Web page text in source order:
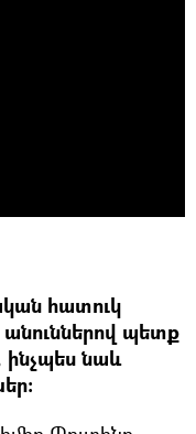
հատուկ
պետք
ինչպես նաև